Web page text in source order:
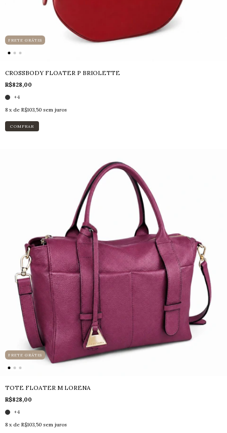
FRETE GRÁTIS
CROSSBODY FLOATER P BRIOLETTE
R$828,00
+4
8 x de R$103,50 sem juros
COMPRAR
FRETE GRÁTIS
TOTE FLOATER M LORENA
R$828,00
+4
8 x de R$103,50 sem juros